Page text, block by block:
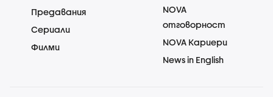
Предавания
Сериали
Филми
NOVA
отговорност
NOVA Кариери
News in English